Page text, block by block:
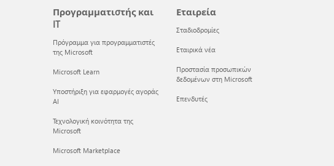
Προγραμματιστής και
IT
Πρόγραμμα για προγραμματιστές
της Microsoft
Microsoft Learn
Υποστήριξη για εφαρμογές αγοράς
AI
Τεχνολογική κοινότητα της
Microsoft
Microsoft Marketplace
Εταιρεία
Σταδιοδρομίες
Εταιρικά νέα
Προστασία προσωπικών
δεδομένων στη Microsoft
Επενδυτές